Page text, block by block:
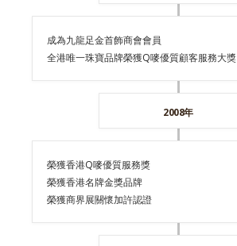
成為九龍足金首飾商會會員
全港唯一珠寶品牌榮獲Q嘜優質顧客服務大獎
2008年
榮獲香港Q嘜優質服務獎
榮獲香港名牌金獎品牌
榮獲商界展關懷加許認證